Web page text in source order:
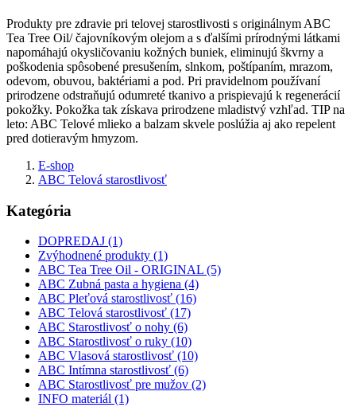
Produkty pre zdravie pri telovej starostlivosti s originálnym ABC
Tea Tree Oil/ čajovníkovým olejom a s ďalšími prírodnými látkami
napomáhajú okysličovaniu kožných buniek, eliminujú škvrny a
poškodenia spôsobené presušením, slnkom, poštípaním, mrazom,
odevom, obuvou, baktériami a pod. Pri pravidelnom používaní
prirodzene odstraňujú odumreté tkanivo a prispievajú k regenerácií
pokožky. Pokožka tak získava prirodzene mladistvý vzhľad. TIP na
leto: ABC Telové mlieko a balzam skvele poslúžia aj ako repelent
pred dotieravým hmyzom.
E-shop
ABC Telová starostlivosť
Kategória
DOPREDAJ (1)
Zvýhodnené produkty (1)
ABC Tea Tree Oil - ORIGINAL (5)
ABC Zubná pasta a hygiena (4)
ABC Pleťová starostlivosť (16)
ABC Telová starostlivosť (17)
ABC Starostlivosť o nohy (6)
ABC Starostlivosť o ruky (10)
ABC Vlasová starostlivosť (10)
ABC Intímna starostlivosť (6)
ABC Starostlivosť pre mužov (2)
INFO materiál (1)